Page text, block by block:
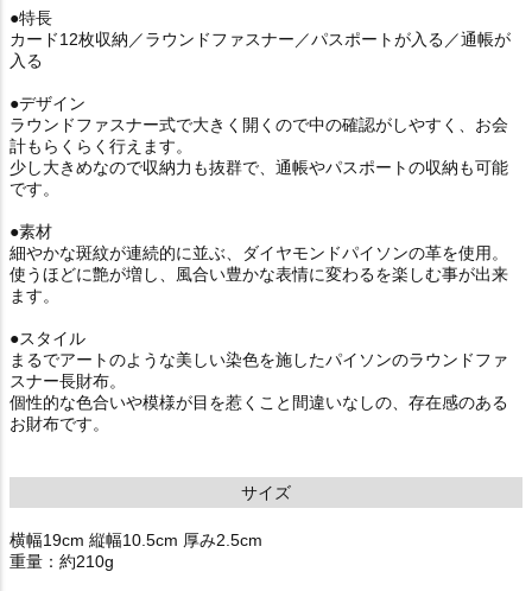
●特長
カード12枚収納／ラウンドファスナー／パスポートが入る／通帳が
入る
●デザイン
ラウンドファスナー式で大きく開くので中の確認がしやすく、お会
計もらくらく行えます。
少し大きめなので収納力も抜群で、通帳やパスポートの収納も可能
です。
●素材
細やかな斑紋が連続的に並ぶ、ダイヤモンドパイソンの革を使用。
使うほどに艶が増し、風合い豊かな表情に変わるを楽しむ事が出来
ます。
●スタイル
まるでアートのような美しい染色を施したパイソンのラウンドファ
スナー長財布。
個性的な色合いや模様が目を惹くこと間違いなしの、存在感のある
お財布です。
サイズ
横幅19cm 縦幅10.5cm 厚み2.5cm
重量：約210g